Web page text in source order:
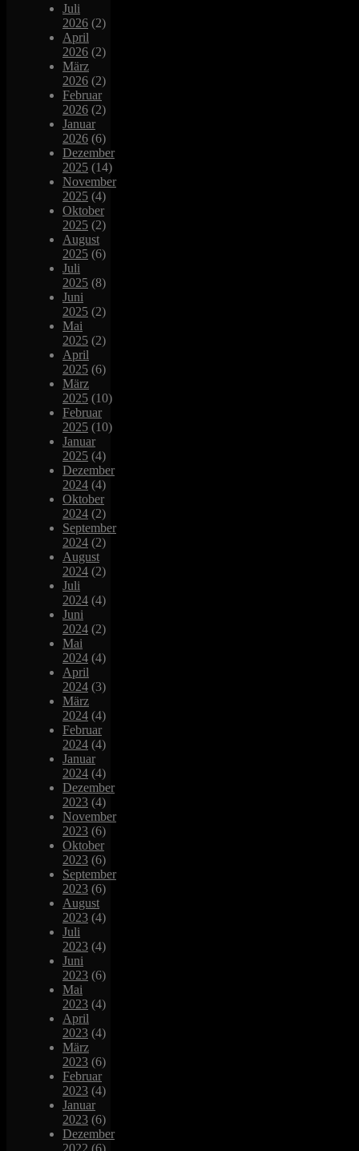
Juli
2026 (2)
April
2026 (2)
März
2026 (2)
Februar
2026 (2)
Januar
2026 (6)
Dezember
2025 (14)
November
2025 (4)
Oktober
2025 (2)
August
2025 (6)
Juli
2025 (8)
Juni
2025 (2)
Mai
2025 (2)
April
2025 (6)
März
2025 (10)
Februar
2025 (10)
Januar
2025 (4)
Dezember
2024 (4)
Oktober
2024 (2)
September
2024 (2)
August
2024 (2)
Juli
2024 (4)
Juni
2024 (2)
Mai
2024 (4)
April
2024 (3)
März
2024 (4)
Februar
2024 (4)
Januar
2024 (4)
Dezember
2023 (4)
November
2023 (6)
Oktober
2023 (6)
September
2023 (6)
August
2023 (4)
Juli
2023 (4)
Juni
2023 (6)
Mai
2023 (4)
April
2023 (4)
März
2023 (6)
Februar
2023 (4)
Januar
2023 (6)
Dezember
2022 (6)